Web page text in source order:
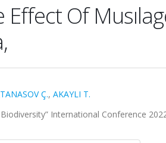
Effect Of
Ç., AKAYLI T.
International Conference